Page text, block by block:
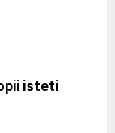
isteti